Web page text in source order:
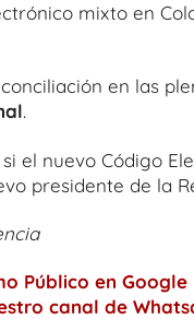
mixto en
en las
.
el nuevo Código
presidente de la
Público en Google
canal de